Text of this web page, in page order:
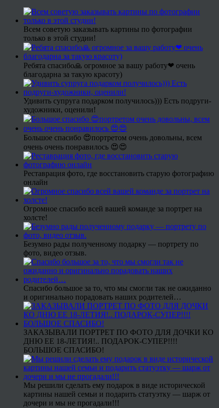
Всем советую заказывать картины по фотографии
только в этой студии!
Ребята спасибо🙏 огромное за вашу работу❤ очень
благодарна за такую красоту)
Удивить супруга подарком получилось))) Есть подруги-
художники, оценили!
Большое спасибо 😍портретом очень довольны, всем
очень очень понравилось 😍😍
Реставрация фото, где восстановить старую фотографию
онлайн
Огромное спасибо всей вашей команде за портрет на
холсте!
Безумно рады полученному подарку — портрету по
фото, видео отзыв.
Спасибо большое за то, что мы смогли так не ожиданно
и оригинально порадовать наших родителей…
ЗАКАЗЫВАЛИ ПОРТРЕТ ПО ФОТО ДЛЯ ДОЧКИ КО
ДНЮ ЕЕ 18-ЛЕТИЯ!.. ПОДАРОК-СУПЕР!!!!
БОЛЬШОЕ СПАСИБО!
Мы решили сделать ему подарок в виде исторической
картины нашей семьи и подарить статуэтку — шарж от
дочери и мы не прогадали!!!